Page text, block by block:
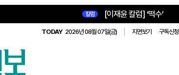
칼럼 [이재윤 칼럼] ‘떡수’
TODAY 2026년 08월 07일(금) 지면보기 구독신청